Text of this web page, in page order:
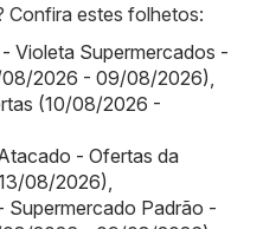
Confira estes folhetos:
Violeta Supermercados -
08/2026 - 09/08/2026)
(10/08/2026 -
- Ofertas da
08/2026)
Supermercado Padrão -